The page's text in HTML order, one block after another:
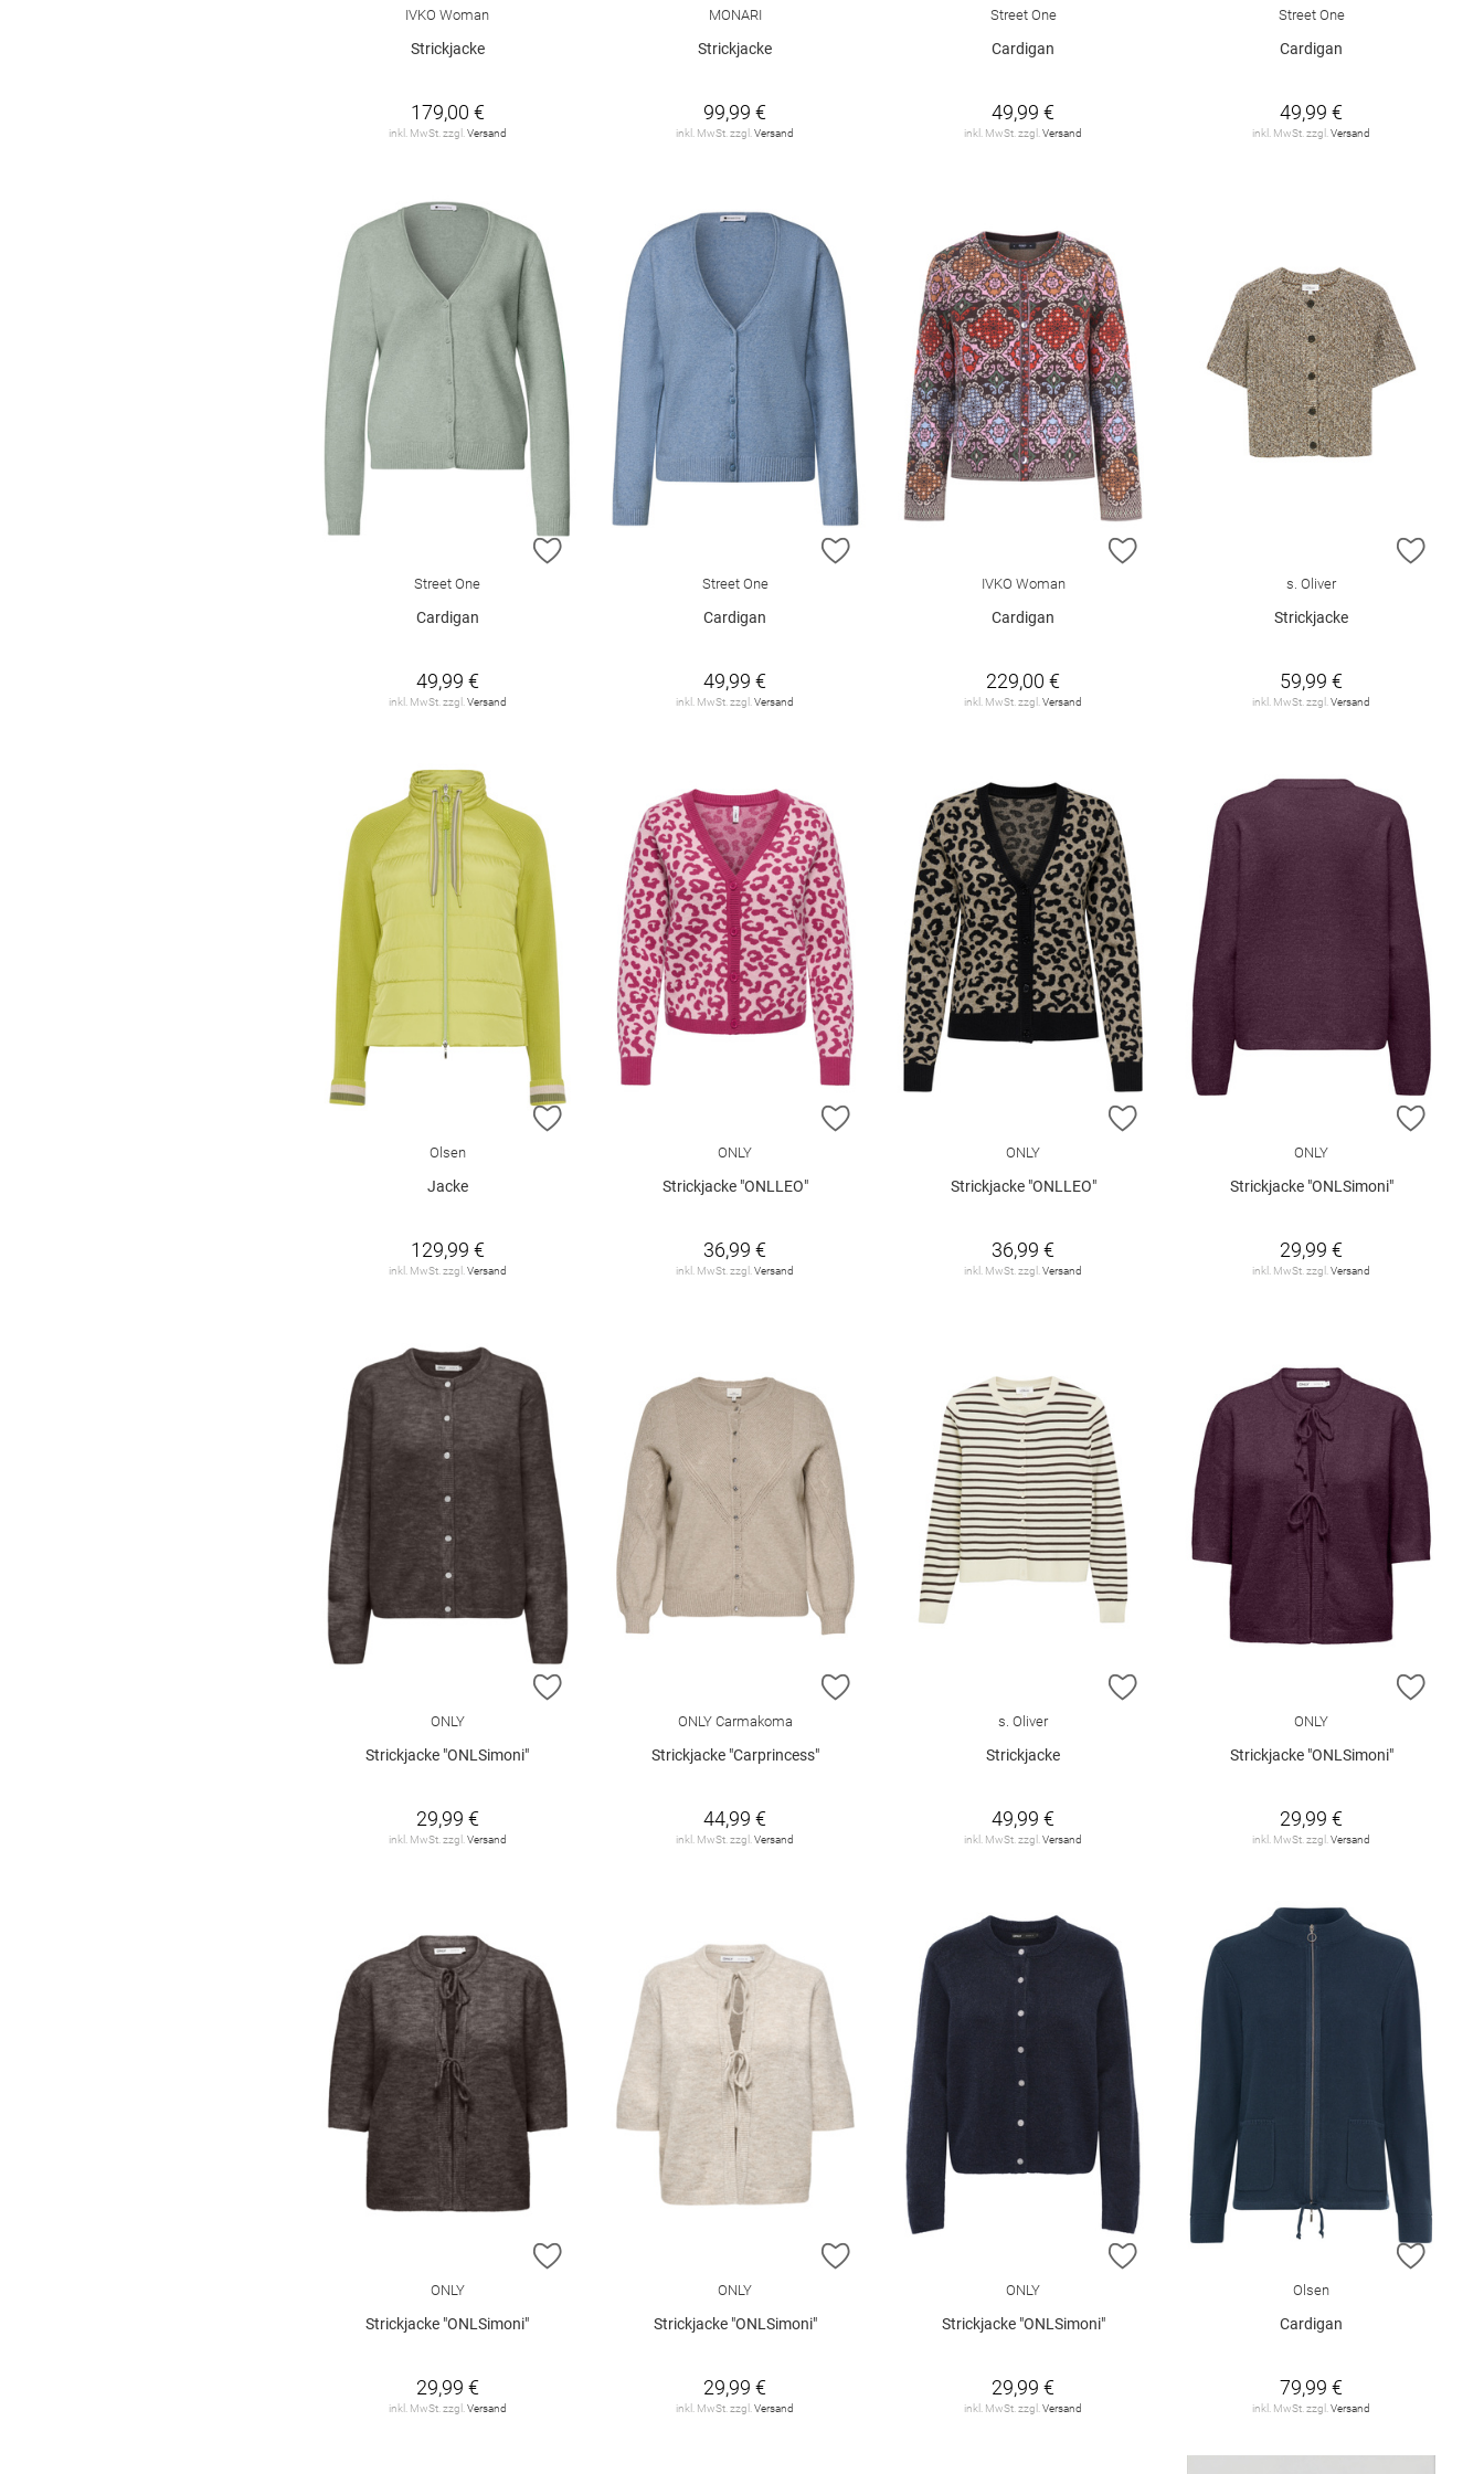
IVKO Woman
Strickjacke
179,00 €
inkl. MwSt. zzgl. Versand
MONARI
Strickjacke
99,99 €
inkl. MwSt. zzgl.Versand
Street One
Cardigan
49,99 €
inkl. MwSt. zzgl.Versand
Street One
Cardigan
49,99 €
inkl. MwSt. zzgl.Versand
ZUR WUNSCHLISTE HINZUFÜGEN
Street One
Cardigan
49,99 €
inkl. MwSt. zzgl. Versand
ZUR WUNSCHLISTE HINZUFÜGEN
Street One
Cardigan
49,99 €
inkl. MwSt. zzgl.Versand
IVKO Woman
Cardigan
229,00 €
inkl. MwSt. zzgl.Versand
ZUR
s. Oliver
Strickjacke
59,99 €
inkl. MwSt. zzgl.Versand
ZUR WUNSCHLISTE HINZUFÜGEN
Olsen
Jacke
129,99 €
inkl. MwSt. zzgl. Versand
ZUR WUNSCHLISTE HINZUFÜGEN
ONLY
Strickjacke "ONLLEO"
36,99 €
inkl. MwSt. zzgl.Versand
ONLY
Strickjacke "ONLLEO"
36,99 €
inkl. MwSt. zzgl.Versand
ZUR
ONLY
Strickjacke "ONLSimoni"
29,99 €
inkl. MwSt. zzgl.Versand
ZUR WUNSCHLISTE HINZUFÜGEN
ONLY
Strickjacke "ONLSimoni"
29,99 €
inkl. MwSt. zzgl. Versand
ZUR WUNSCHLISTE HINZUFÜGEN
ONLY Carmakoma
Strickjacke "Carprincess"
44,99 €
inkl. MwSt. zzgl.Versand
s. Oliver
Strickjacke
49,99 €
inkl. MwSt. zzgl.Versand
ZUR
ONLY
Strickjacke "ONLSimoni"
29,99 €
inkl. MwSt. zzgl.Versand
ZUR WUNSCHLISTE HINZUFÜGEN
ONLY
Strickjacke "ONLSimoni"
29,99 €
inkl. MwSt. zzgl. Versand
ZUR WUNSCHLISTE HINZUFÜGEN
ONLY
Strickjacke "ONLSimoni"
29,99 €
inkl. MwSt. zzgl.Versand
ONLY
Strickjacke "ONLSimoni"
29,99 €
inkl. MwSt. zzgl.Versand
ZUR
Olsen
Cardigan
79,99 €
inkl. MwSt. zzgl.Versand